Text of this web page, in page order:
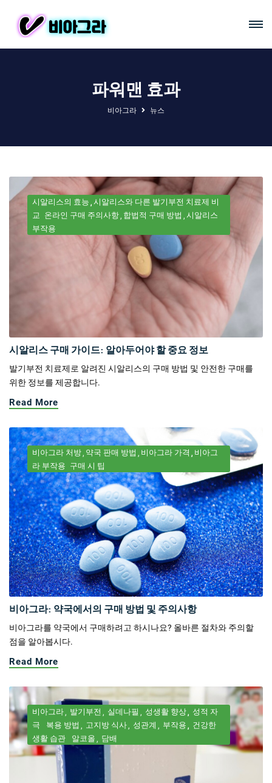
파워맨 효과
비아그라 뉴스
시알리스의 효능 시알리스와 다른 발기부전 치료제 비
교 온라인 구매 주의사항 합법적 구매 방법 시알리스
부작용
시알리스 구매 가이드: 알아두어야 할 중요 정보
발기부전 치료제로 알려진 시알리스의 구매 방법 및 안전한 구매를
위한 정보를 제공합니다.
Read More
비아그라 처방 약국 판매 방법 비아그라 가격
비아그
라 부작용 구매 시 팁
비아그라: 약국에서의 구매 방법 및 주의사항
비아그라를 약국에서 구매하려고 하시나요? 올바른 절차와 주의할
점을 알아봅시다.
Read More
비아그라 발기부전 실데나필 성생활 향상
성적 자
극
복용 방법 고지방 식사 성관계 부작용
건강한
생활 습관
알코올 담배